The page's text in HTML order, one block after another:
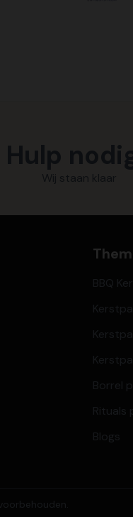
Hulp
Wij staan klaar
BBQ
Borrel
Rituals
Blogs